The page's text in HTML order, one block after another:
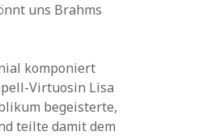
uns Brahms
komponiert
Virtuosin Lisa
begeisterte,
teilte damit dem